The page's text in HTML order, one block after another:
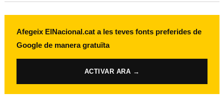
Afegeix ElNacional.cat a les teves fonts preferides de
Google de manera gratuïta
ACTIVAR ARA →